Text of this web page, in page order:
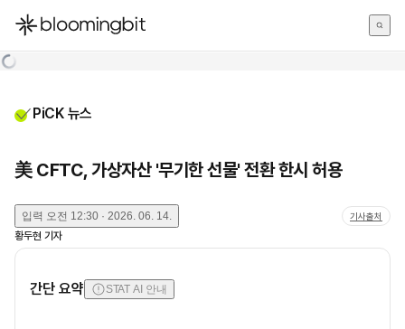
한국어
PiCK 뉴스
美 CFTC, 가상자산 '무기한 선물' 전환 한시 허용
입력 오전 12:30 · 2026. 06. 14. 기사출처
황두현 기자
간단 요약 STAT AI 안내